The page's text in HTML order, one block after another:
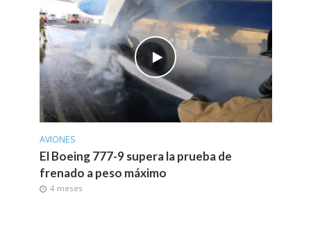
AVIONES
El Boeing 777-9 supera la prueba de
frenado a peso máximo
4 meses